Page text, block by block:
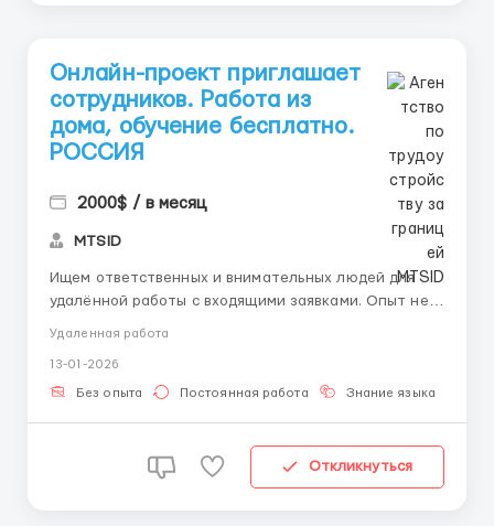
Онлайн-проект приглашает
сотрудников. Работа из
дома, обучение бесплатно.
РОССИЯ
2000$ / в месяц
MTSID
Ищем ответственных и внимательных людей для
удалённой работы с входящими заявками. Опыт не
переписку, проверять данные и оформлять заявки
по готовым инструкциям. Никаких звонков, поиска
Удаленная работа
13-01-2026
Без опыта Постоянная работа Знание языка
Откликнуться